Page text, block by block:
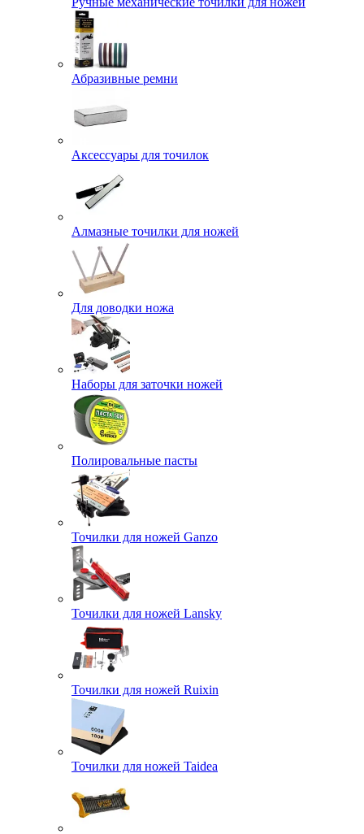
Абразивные ремни
Аксессуары для точилок
Алмазные точилки для ножей
Для доводки ножа
Наборы для заточки ножей
Полировальные пасты
Точилки для ножей Ganzo
Точилки для ножей Lansky
Точилки для ножей Ruixin
Точилки для ножей Taidea